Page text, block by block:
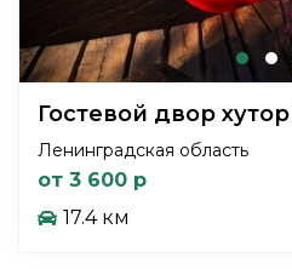
Гостевой двор
Ленинградская область
от 3 600 р
17.4 км